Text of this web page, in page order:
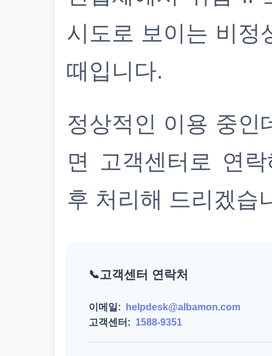
시도로 보이는 비정
때입니다.
정상적인 이용 중인
면 고객센터로 연
후 처리해 드리겠습
고객센터 연락처
이메일:
helpdesk@albamon.com
고객센터: 1588-9351